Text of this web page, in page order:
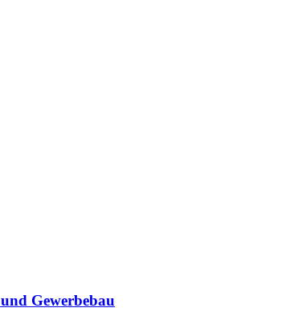
Gewerbebau